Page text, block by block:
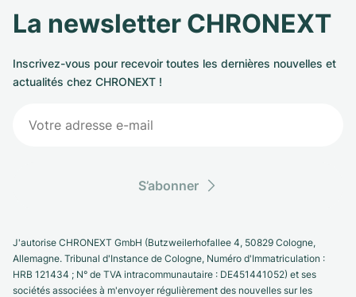
La newsletter CHRONEXT
Inscrivez-vous pour recevoir toutes les dernières nouvelles et
actualités chez CHRONEXT !
S’abonner
J'autorise CHRONEXT GmbH (Butzweilerhofallee 4, 50829 Cologne,
Allemagne. Tribunal d'Instance de Cologne, Numéro d'Immatriculation :
HRB 121434 ; N° de TVA intracommunautaire : DE451441052) et ses
sociétés associées à m'envoyer régulièrement des nouvelles sur les